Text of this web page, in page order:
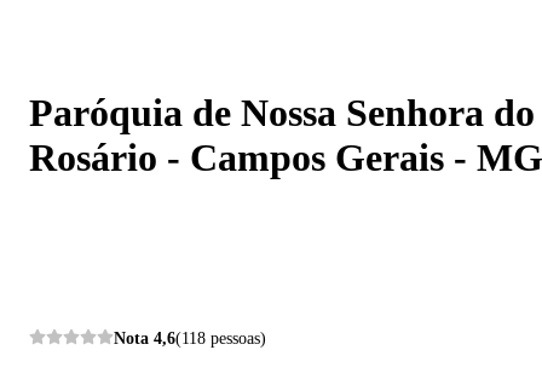
Paróquia de Nossa Senhora do
Rosário - Campos Gerais - MG
Nota 4,6(118 pessoas)